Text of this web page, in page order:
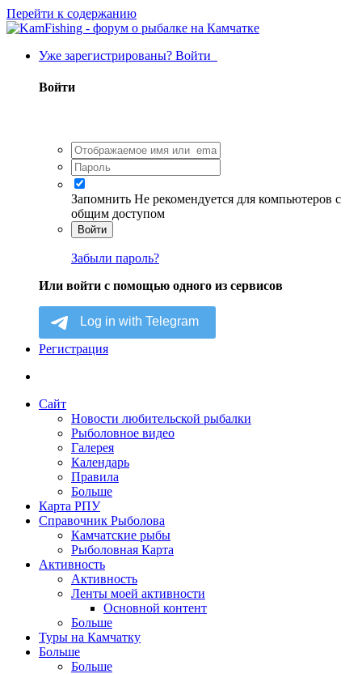
Перейти к содержанию
Уже зарегистрированы? Войти
Войти
Запомнить Не рекомендуется для компьютеров с
общим доступом
Войти
Забыли пароль?
Или войти с помощью одного из сервисов
Регистрация
Сайт
Новости любительской рыбалки
Рыболовное видео
Галерея
Календарь
Правила
Больше
Карта РПУ
Справочник Рыболова
Камчатские рыбы
Рыболовная Карта
Активность
Активность
Ленты моей активности
Основной контент
Больше
Туры на Камчатку
Больше
Больше